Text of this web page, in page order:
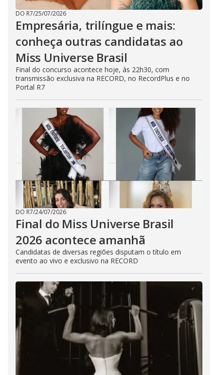
DO R7/25/07/2026
Empresária, trilíngue e mais:
conheça outras candidatas ao
Miss Universe Brasil
Final do concurso acontece hoje, às 22h30, com
transmissão exclusiva na RECORD, no RecordPlus e no
Portal R7
DO R7/24/07/2026
Final do Miss Universe Brasil
2026 acontece amanhã
Candidatas de diversas regiões disputam o título em
evento ao vivo e exclusivo na RECORD